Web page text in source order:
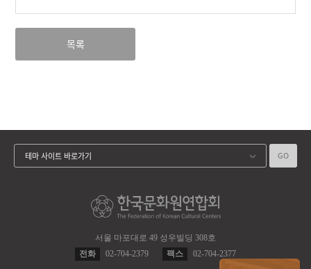
목록
서울 마포대로 49 성우빌딩 308호
전화
02-704-2379 팩스 02-704-2377
테마 사이트 바로가기 GO